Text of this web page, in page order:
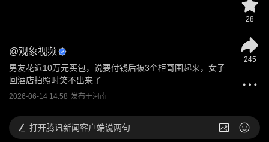
@观象视频
男友花近10万元买包，说要付钱后被3个柜哥围起来，女子
回酒店拍照时笑不出来了
2026-06-14 14:58 发布于河南
28
245
打开腾讯新闻客户端说两句